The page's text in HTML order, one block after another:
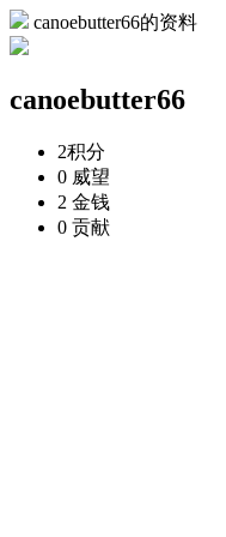
canoebutter66的资料
canoebutter66
2积分
0 威望
2 金钱
0 贡献